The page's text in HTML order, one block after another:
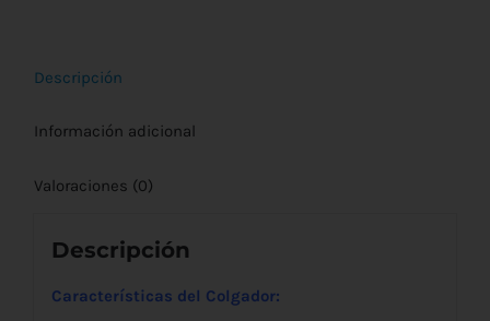
2uds
cantidad
Descripción
Información adicional
Valoraciones (0)
Descripción
Características del Colgador: